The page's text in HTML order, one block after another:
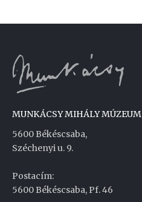
MUNKÁCSY MIHÁLY MÚZEUM
5600 Békéscsaba,
Széchenyi u. 9.
Postacím:
5600 Békéscsaba, Pf. 46